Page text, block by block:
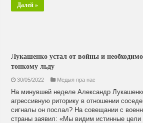
Далей »
Лукашенко устал от войны и
тонкому льду
30/05/2022 Медыя пра нас
На минувшей неделе Александр
агрессивную риторику в отношении
сигналы он послал? На совещании с
страны заявил: «Мы видим истинные